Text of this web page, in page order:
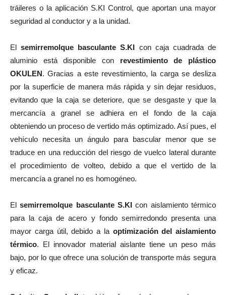
tráileres o la aplicación S.KI Control, que aportan una mayor
seguridad al conductor y a la unidad.
Elsemirremolque basculante S.KI con caja cuadrada de
aluminio está disponible con revestimiento de plástico
OKULEN. Gracias a este revestimiento, la carga se desliza
por la superficie de manera más rápida y sin dejar residuos,
evitando que la caja se deteriore, que se desgaste y que la
mercancía a granel se adhiera en el fondo de la caja
obteniendo un proceso de vertido más optimizado. Así pues, el
vehículo necesita un ángulo para bascular menor que se
traduce en una reducción del riesgo de vuelco lateral durante
el procedimiento de volteo, debido a que el vertido de la
mercancía a granel no es homogéneo.
Elsemirremolque basculante S.KI con aislamiento térmico
para la caja de acero y fondo semirredondo presenta una
mayor carga útil, debido a la optimización del aislamiento
térmico. El innovador material aislante tiene un peso más
bajo, por lo que ofrece una solución de transporte más segura
y eficaz.